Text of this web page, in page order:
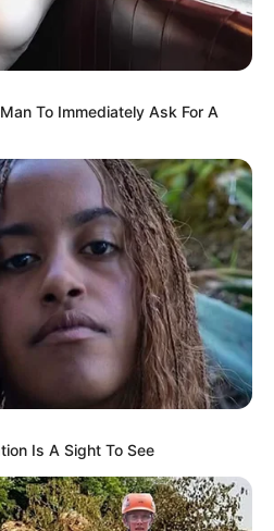
To Immediately Ask For A
Is A Sight To See